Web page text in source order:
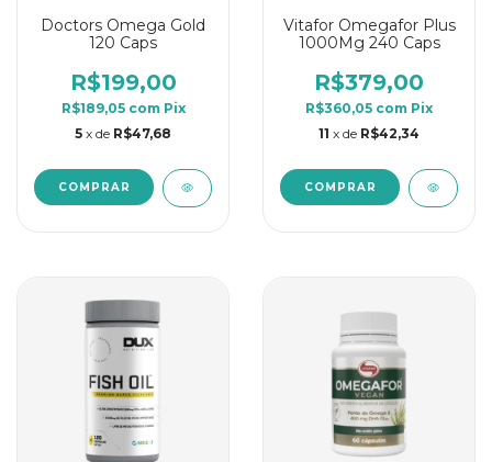
Doctors Omega Gold
120 Caps
R$199,00
R$189,05 com Pix
5 x de R$47,68
Vitafor Omegafor Plus
1000Mg 240 Caps
R$379,00
R$360,05 com Pix
11 x de R$42,34